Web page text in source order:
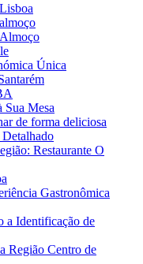
Única
Mesa
de forma deliciosa
Restaurante O
Gastronômica
a Identificação de
Região Centro de